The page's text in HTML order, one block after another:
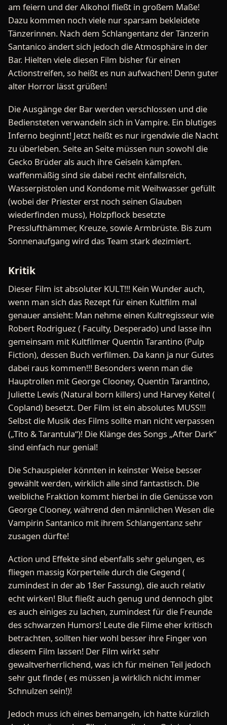
am feiern und der Alkohol fließt in großem Maße!
Dazu kommen noch viele nur sparsam bekleidete
Tänzerinnen. Nach dem Schlangentanz der Tänzerin
Santanico ändert sich jedoch die Atmosphäre in der
Bar. Hielten viele diesen Film bisher für einen
Actionstreifen, so heißt es nun aufwachen! Denn guter
alter Horror lässt grüßen!
Die Ausgänge der Bar werden verschlossen und die
Bediensteten verwandeln sich in Vampire. Ein blutiges
Inferno beginnt! Jetzt heißt es nur irgendwie die Nacht
zu überleben. Seite an Seite müssen nun sowohl die
Gecko Brüder als auch ihre Geiseln kämpfen.
waffenmäßig sind sie dabei recht einfallsreich,
Wasserpistolen und Kondome mit Weihwasser gefüllt
(wobei der Priester erst noch seinen Glauben
wiederfinden muss), Holzpflock besetzte
Presslufthämmer, Kreuze, sowie Armbrüste. Bis zum
Sonnenaufgang wird das Team stark dezimiert.
Kritik
Dieser Film ist absoluter KULT!!! Kein Wunder auch,
wenn man sich das Rezept für einen Kultfilm mal
genauer ansieht: Man nehme einen Kultregisseur wie
Robert Rodriguez ( Faculty, Desperado) und lasse ihn
gemeinsam mit Kultfilmer Quentin Tarantino (Pulp
Fiction), dessen Buch verfilmen. Da kann ja nur Gutes
dabei raus kommen!!! Besonders wenn man die
Hauptrollen mit George Clooney, Quentin Tarantino,
Juliette Lewis (Natural born killers) und Harvey Keitel (
Copland) besetzt. Der Film ist ein absolutes MUSS!!!
Selbst die Musik des Films sollte man nicht verpassen
(„Tito & Tarantula“)! Die Klänge des Songs „After Dark“
sind einfach nur genial!
Die Schauspieler könnten in keinster Weise besser
gewählt werden, wirklich alle sind fantastisch. Die
weibliche Fraktion kommt hierbei in die Genüsse von
George Clooney, während den männlichen Wesen die
Vampirin Santanico mit ihrem Schlangentanz sehr
zusagen dürfte!
Action und Effekte sind ebenfalls sehr gelungen, es
fliegen massig Körperteile durch die Gegend (
zumindest in der ab 18er Fassung), die auch relativ
echt wirken! Blut fließt auch genug und dennoch gibt
es auch einiges zu lachen, zumindest für die Freunde
des schwarzen Humors! Leute die Filme eher kritisch
betrachten, sollten hier wohl besser ihre Finger von
diesem Film lassen! Der Film wirkt sehr
gewaltverherrlichend, was ich für meinen Teil jedoch
sehr gut finde ( es müssen ja wirklich nicht immer
Schnulzen sein!)!
Jedoch muss ich eines bemangeln, ich hatte kürzlich